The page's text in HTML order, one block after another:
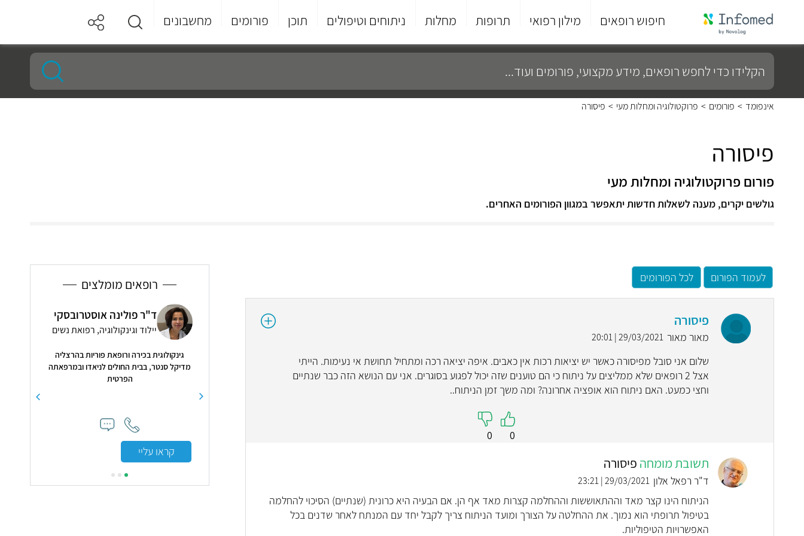
חיפוש רופאים מילון רפואי תרופות מחלות ניתוחים וטיפולים תוכן פורומים מחשבונים
סוף
התפריט
הקלידו
כדי
לחפש
רופאים,
מידע
מקצועי,
אינפומד > פורומים > פרוקטולוגיה ומחלות מעי > פיסורה
פיסורה
פורום פרוקטולוגיה ומחלות מעי
גולשים יקרים, מענה לשאלות חדשות יתאפשר במגוון הפורומים האחרים.
לעמוד הפורום לכל הפורומים
פיסורה
מאור מאור 29/03/2021 | 20:01
שלום אני סובל מפיסורה כאשר יש יציאות רכות אין כאבים. איפה יציאה רכה ומתחיל תחושת אי נעימות. הייתי
אצל 2 רופאים שלא ממליצים על ניתוח כי הם טוענים שזה יכול לפגוע בסוגרים. אני עם הנושא הזה כבר שנתיים
וחצי כמעט. האם ניתוח הוא אופציה אחרונה? ומה משך זמן הניתוח..
0
0
תשובת מומחה פיסורה
ד"ר רפאל אלון 29/03/2021 | 23:21
הניתוח הינו קצר מאד וההתאוששות וההחלמה קצרות מאד אף הן. אם הבעיה היא כרונית (שנתיים) הסיכוי להחלמה
בטיפול תרופתי הוא נמוך. את ההחלטה על הצורך ומועד הניתוח צריך לקבל יחד עם המנתח לאחר שדנים בכל
האפשרויות הטיפוליות.
רופאים מומלצים
ד"ר דניאל קייזמן
אונקולוגיה
ד"ר פולינה אוסטרובסקי
יילוד וגינקולוגיה, רפואת נשים
גינקולוגית בכירה ורופאת פוריות בהרצליה
מדיקל סנטר, בבית החולים לניאדו ובמרפאתה
הפרטית
קראו עליי